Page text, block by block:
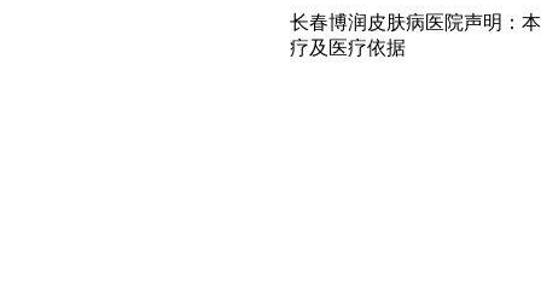
长春博润皮肤病医院声明：
疗及医疗依据